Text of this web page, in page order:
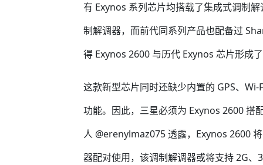
有 Exynos 系列芯片均搭载了集成式调制
制解调器，而前代同系列产品也配备过
得 Exynos 2600 与历代 Exynos 芯片形成
这款新型芯片同时还缺少内置的 GPS、
功能。因此，三星必须为 Exynos 2600 搭
人 @erenylmaz075 透露，Exynos 2600
器配对使用，该调制解调器或将支持 2G